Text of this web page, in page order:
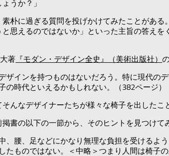
うか？」
朴に過ぎる質問を投げかけてみたことがあ
思えるのではないか」といった主旨の答え
著 『モダン・デザイン全史』（美術出版社）
インを持つものはないだろう。特に現代の
時代といえるかもしれない。（382ページ）
んなデザイナーたちが様々な椅子を出したこ
書の以下の一節から、そのヒントを見つけて
腰、足などにかなり無理な負担を受けるよ
ものではない。＜中略＞つまり人間は椅子